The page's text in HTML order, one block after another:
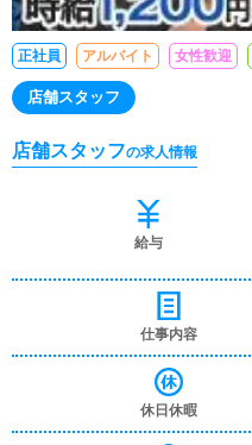
正社員 アルバイト 女性歓迎
店舗スタッフ
店舗スタッフの求人情報
給与
仕事内容
休日休暇